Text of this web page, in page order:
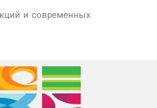
и современных